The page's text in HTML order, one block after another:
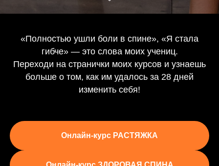
«Полностью ушли боли в спине», «Я стала
гибче» — это слова моих учениц.
Переходи на странички моих курсов и узнаешь
больше о том, как им удалось за 28 дней
изменить себя!
Онлайн-курс РАСТЯЖКА